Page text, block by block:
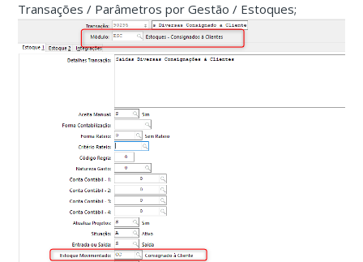
Transações / Parâmetros por Gestão / Estoques;